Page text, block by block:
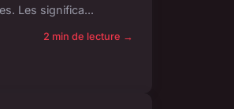
Les significa...
2 min de lecture →